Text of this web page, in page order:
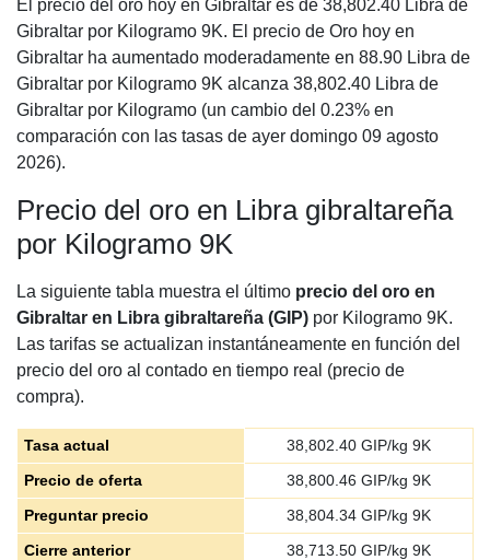
El precio del oro hoy en Gibraltar es de 38,802.40 Libra de
Gibraltar por Kilogramo 9K. El precio de Oro hoy en
Gibraltar ha aumentado moderadamente en 88.90 Libra de
Gibraltar por Kilogramo 9K alcanza 38,802.40 Libra de
Gibraltar por Kilogramo (un cambio del 0.23% en
comparación con las tasas de ayer domingo 09 agosto
2026).
Precio del oro en Libra gibraltareña
por Kilogramo 9K
La siguiente tabla muestra el último precio del oro en
Gibraltar en Libra gibraltareña (GIP) por Kilogramo 9K.
Las tarifas se actualizan instantáneamente en función del
precio del oro al contado en tiempo real (precio de
compra).
Tasa actual 38,802.40 GIP/kg 9K
Precio de oferta
38,800.46 GIP/kg 9K
Preguntar precio
38,804.34 GIP/kg 9K
Cierre anterior
38,713.50 GIP/kg 9K